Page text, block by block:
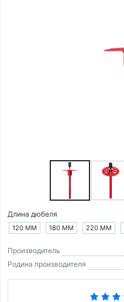
Длина дюбеля
120 ММ 180 ММ 220 ММ
Производитель
Родина производителя